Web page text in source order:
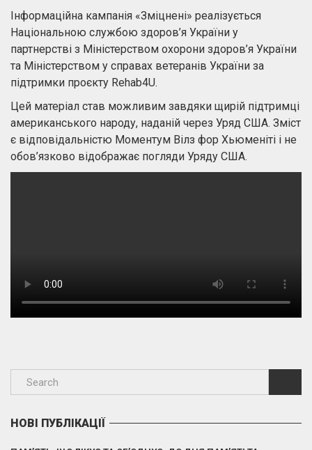
Інформаційна кампанія «Зміцнені» реалізується
Національною службою здоров’я України у
партнерстві з Міністерством охорони здоров’я України
та Міністерством у справах ветеранів України за
підтримки проєкту Rehab4U.
Цей матеріал став можливим завдяки щирій підтримці
американського народу, наданій через Уряд США. Зміст
є відповідальністю Моментум Вілз фор Хьюменіті i не
обов’язково відображає погляди Уряду США.
НОВІ ПУБЛІКАЦІЇ